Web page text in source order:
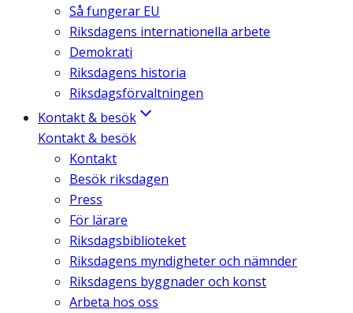
Så fungerar EU
Riksdagens internationella arbete
Demokrati
Riksdagens historia
Riksdagsförvaltningen
Kontakt & besök
Kontakt & besök
Kontakt
Besök riksdagen
Press
För lärare
Riksdagsbiblioteket
Riksdagens myndigheter och nämnder
Riksdagens byggnader och konst
Arbeta hos oss